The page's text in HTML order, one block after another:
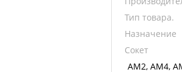
Тип товара.
Назначение
Сокет
AM2, AM4,